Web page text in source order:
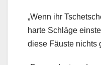
„Wenn ihr
harte Schläge
diese Fäuste nichts